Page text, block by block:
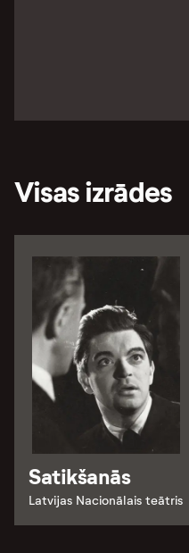
Visas izrādes
Satikšanās
Latvijas Nacionālais teātris